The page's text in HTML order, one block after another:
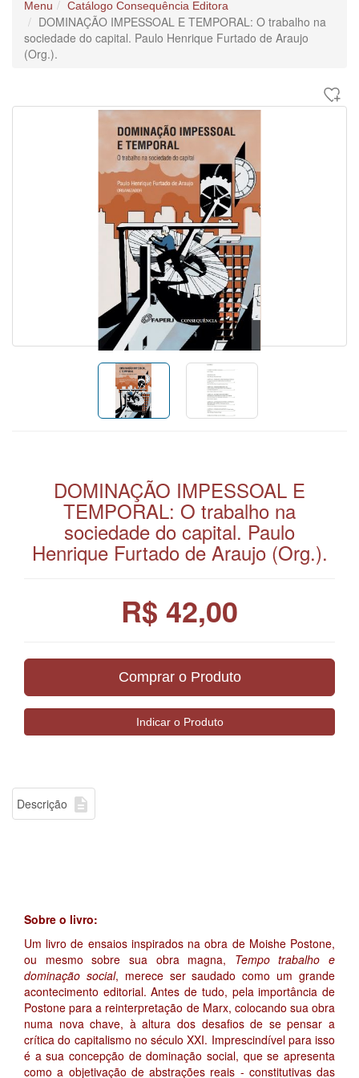
Menu Catálogo Consequência Editora
DOMINAÇÃO IMPESSOAL E TEMPORAL: O trabalho na
sociedade do capital. Paulo Henrique Furtado de Araujo
(Org.).
DOMINAÇÃO IMPESSOAL E
TEMPORAL: O trabalho na
sociedade do capital. Paulo
Henrique Furtado de Araujo (Org.).
R$ 42,00
Descrição 
Sobre o livro:
Um livro de ensaios inspirados na obra de Moishe Postone,
ou mesmo sobre sua obra magna, Tempo trabalho e
dominação social, merece ser saudado como um grande
acontecimento editorial. Antes de tudo, pela importância de
Postone para a reinterpretação de Marx, colocando sua obra
numa nova chave, à altura dos desafios de se pensar a
crítica do capitalismo no século XXI. Imprescindível para isso
é a sua concepção de dominação social, que se apresenta
como a objetivação de abstrações reais - constitutivas das